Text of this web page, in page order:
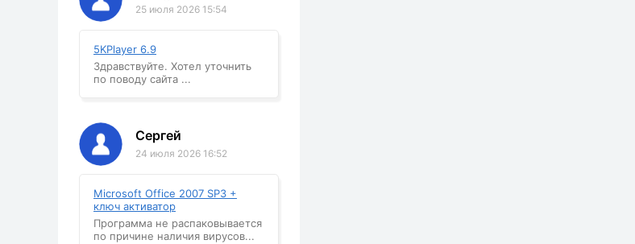
25 июля 2026 15:54
5KPlayer 6.9
Здравствуйте. Хотел уточнить
по поводу сайта ...
Сергей
24 июля 2026 16:52
Microsoft Office 2007 SP3 +
ключ активатор
Программа не распаковывается
по причине наличия вирусов...